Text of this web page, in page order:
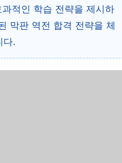
적인 학습 전략을 제시하
막판 역전 합격 전략을 체
다.